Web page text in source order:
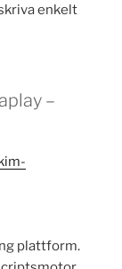
enkelt
–
plattform.